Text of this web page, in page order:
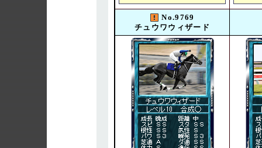
No.9769
チュウワウィザード